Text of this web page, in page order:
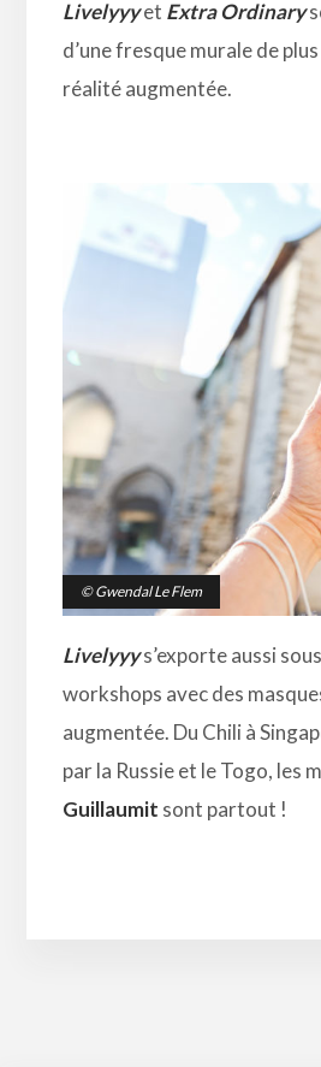
Livelyyyet Extra Ordinary
d’une fresque murale de
réalité augmentée.
© Gwendal Le Flem
Livelyyys’exporte aussi
workshops avec des
augmentée. Du Chili à
par la Russie et le Togo, les
Guillaumit sont partout !